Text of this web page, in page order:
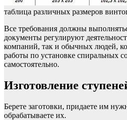
таблица различных размеров
Все требования должны
документы регулируют
компаний, так и обычных людей,
работы по установке спиральных
самостоятельно.
Изготовление
Берете заготовки, придаете им
обрабатываете их.